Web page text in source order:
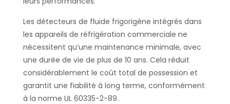
Les détecteurs de fluide frigorigène intégrés dans
les appareils de réfrigération commerciale ne
nécessitent qu’une maintenance minimale, avec
une durée de vie de plus de 10 ans. Cela réduit
considérablement le coût total de possession et
garantit une fiabilité à long terme, conformément
à la norme UL 60335-2-89.